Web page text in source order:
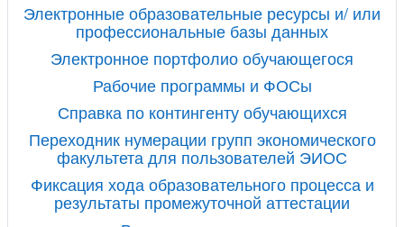
Электронные образовательные ресурсы и/ или
профессиональные базы данных
Электронное портфолио обучающегося
Рабочие программы и ФОСы
Справка по контингенту обучающихся
Переходник нумерации групп экономического
факультета для пользователей ЭИОС
Фиксация хода образовательного процесса и
результаты промежуточной аттестации